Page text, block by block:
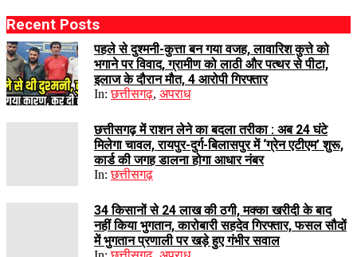
Recent Posts
पहले से दुश्मनी-कुत्ता बन गया वजह, लावारिश कुत्ते को
भगाने पर विवाद, ग्रामीण को लाठी और पत्थर से पीटा,
इलाज के दौरान मौत, 4 आरोपी गिरफ्तार
In: छत्तीसगढ़, अपराध
छत्तीसगढ़ में राशन लेने का बदला तरीका : अब 24 घंटे
मिलेगा चावल, रायपुर-दुर्ग-बिलासपुर में ‘ग्रेन एटीएम’ शुरू,
कार्ड की जगह डालना होगा आधार नंबर
In: छत्तीसगढ़
34 किसानों से 24 लाख की ठगी, मक्का खरीदी के बाद
नहीं किया भुगतान, कारोबारी सहदेव गिरफ्तार, फसल सौदों
में भुगतान प्रणाली पर खड़े हुए गंभीर सवाल